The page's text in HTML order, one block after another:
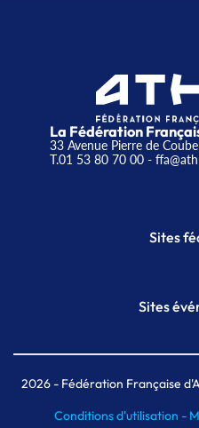
La Fédération
33 Avenue Pierre de
T.01 53 80 70 00-
Sites
Sites
Meeting de
MAIF
2026- Fédération Française
Conditions d'utilisation -